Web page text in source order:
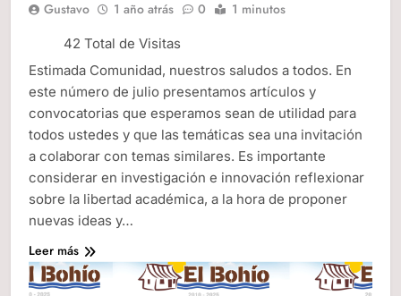
Gustavo 1 año atrás 0 1 minutos
42 Total de Visitas
Estimada Comunidad, nuestros saludos a todos. En
este número de julio presentamos artículos y
convocatorias que esperamos sean de utilidad para
todos ustedes y que las temáticas sea una invitación
a colaborar con temas similares. Es importante
considerar en investigación e innovación reflexionar
sobre la libertad académica, a la hora de proponer
nuevas ideas y…
Leer más